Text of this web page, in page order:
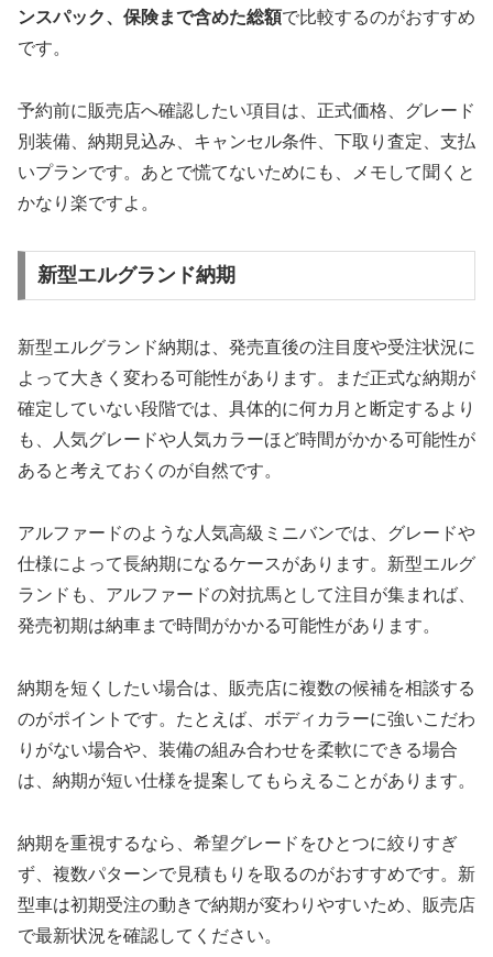
ンスパック、保険まで含めた総額で比較するのがおすすめ
です。
予約前に販売店へ確認したい項目は、正式価格、グレード
別装備、納期見込み、キャンセル条件、下取り査定、支払
いプランです。あとで慌てないためにも、メモして聞くと
かなり楽ですよ。
新型エルグランド納期
新型エルグランド納期は、発売直後の注目度や受注状況に
よって大きく変わる可能性があります。まだ正式な納期が
確定していない段階では、具体的に何カ月と断定するより
も、人気グレードや人気カラーほど時間がかかる可能性が
あると考えておくのが自然です。
アルファードのような人気高級ミニバンでは、グレードや
仕様によって長納期になるケースがあります。新型エルグ
ランドも、アルファードの対抗馬として注目が集まれば、
発売初期は納車まで時間がかかる可能性があります。
納期を短くしたい場合は、販売店に複数の候補を相談する
のがポイントです。たとえば、ボディカラーに強いこだわ
りがない場合や、装備の組み合わせを柔軟にできる場合
は、納期が短い仕様を提案してもらえることがあります。
納期を重視するなら、希望グレードをひとつに絞りすぎ
ず、複数パターンで見積もりを取るのがおすすめです。新
型車は初期受注の動きで納期が変わりやすいため、販売店
で最新状況を確認してください。